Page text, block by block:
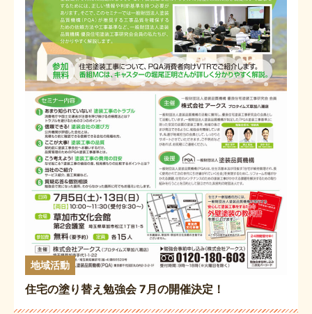
地域活動
住宅の塗り替え勉強会 7月の開催決定！